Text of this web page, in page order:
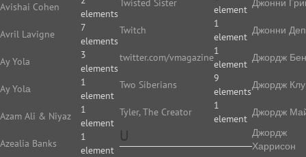
Avishai Cohen
elements
Avril Lavigne
7
elements
Ay Yola
3
elements
Ay Yolа
1
element
Azam Ali & Niyaz
1
element
Azealia Banks
1
element
Twisted Sister
element
Twitch
1
element
twitter.com/vmagazine
1
element
Two Siberians
9
elements
Tyler, The Creator
1
element
U
Джонни
Джонни
Джордж
Джордж
Джордж
Джордж
Харрисон